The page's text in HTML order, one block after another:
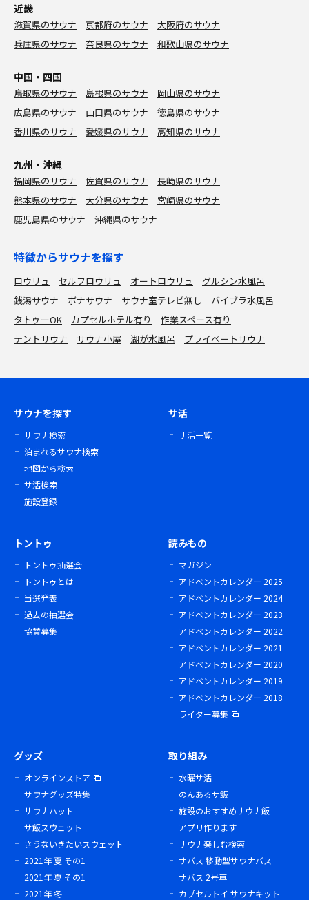
近畿
滋賀県のサウナ 京都府のサウナ
大阪府のサウナ
兵庫県のサウナ
奈良県のサウナ 和歌山県のサウナ
中国・四国
鳥取県のサウナ 島根県のサウナ
岡山県のサウナ
広島県のサウナ
山口県のサウナ
徳島県のサウナ
香川県のサウナ
愛媛県のサウナ 高知県のサウナ
九州・沖縄
福岡県のサウナ 佐賀県のサウナ
長崎県のサウナ
熊本県のサウナ
大分県のサウナ
宮崎県のサウナ
鹿児島県のサウナ
沖縄県のサウナ
特徴からサウナを探す
ロウリュ セルフロウリュ オートロウリュ
グルシン水風呂
銭湯サウナ
ボナサウナ サウナ室テレビ無し
バイブラ水風呂
タトゥーOK
カプセルホテル有り
作業スペース有り
テントサウナ
サウナ小屋 湖が水風呂 プライベートサウナ
サウナを探す
サウナ検索
泊まれるサウナ検索
地図から検索
サ活検索
施設登録
サ活
サ活一覧
トントゥ
トントゥ抽選会
トントゥとは
当選発表
過去の抽選会
協賛募集
読みもの
マガジン
アドベントカレンダー 2025
アドベントカレンダー 2024
アドベントカレンダー 2023
アドベントカレンダー 2022
アドベントカレンダー 2021
アドベントカレンダー 2020
アドベントカレンダー 2019
アドベントカレンダー 2018
ライター募集
グッズ
オンラインストア
サウナグッズ特集
サウナハット
サ飯スウェット
さうないきたいスウェット
2021年 夏 その1
2021年 夏 その1
2021年 冬
取り組み
水曜サ活
のんあるサ飯
施設のおすすめサウナ飯
アプリ作ります
サウナ楽しむ検索
サバス 移動型サウナバス
サバス 2号車
カプセルトイ サウナキット